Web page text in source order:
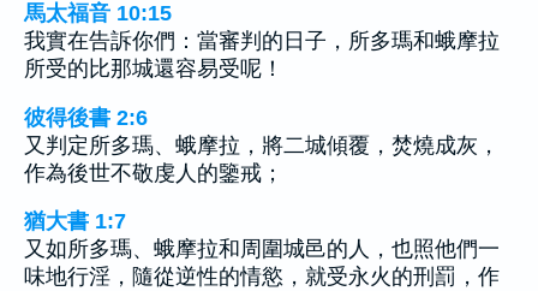
馬太福音 10:15
我實在告訴你們：當審判的日子，所多瑪和蛾摩拉
所受的比那城還容易受呢！
彼得後書 2:6
又判定所多瑪、蛾摩拉，將二城傾覆，焚燒成灰，
作為後世不敬虔人的鑒戒；
猶大書 1:7
又如所多瑪、蛾摩拉和周圍城邑的人，也照他們一
味地行淫，隨從逆性的情慾，就受永火的刑罰，作